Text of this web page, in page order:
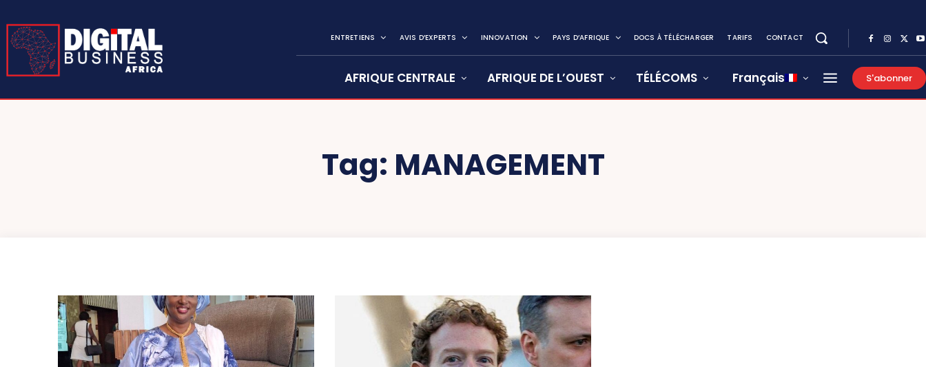
ENTRETIENS AVIS D’EXPERTS INNOVATION PAYS D’AFRIQUE DOCS À TÉLÉCHARGER TARIFS CONTACT
AFRIQUE CENTRALE AFRIQUE DE L’OUEST TÉLÉCOMS Français S'abonner
Tag: MANAGEMENT